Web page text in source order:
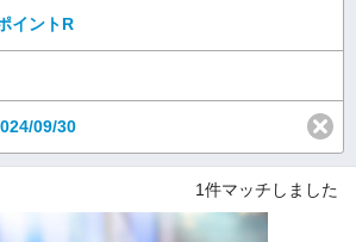
イントR
09/30
1件マッチしました